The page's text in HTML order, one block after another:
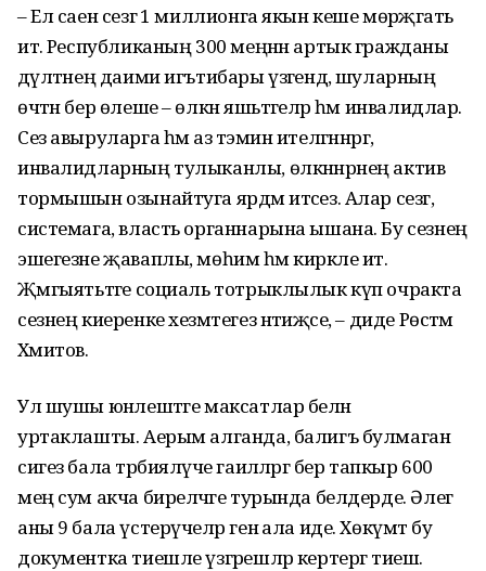
– Ел саен сезгә 1 миллионга якын кеше мөрәҗәгать
итә. Республиканың 300 меңнән артык гражданы
дәүләтнең даими игътибары үзәгендә, шуларның
өчтән бер өлеше – өлкән яшьтәгеләр һәм инвалидлар.
Сез авыруларга һәм аз тәэмин ителгәннәргә,
инвалидларның тулыканлы, өлкәннәрнең актив
тормышын озынайтуга ярдәм итәсез. Алар сезгә,
системага, власть органнарына ышана. Бу сезнең
эшегезне җаваплы, мөһим һәм кирәкле итә.
Җәмгыятьтәге социаль тотрыклылык күп очракта
сезнең киеренке хезмәтегез нәтиҗәсе, – диде Рөстәм
Хәмитов.
Ул шушы юнәлештәге максатлар белән
уртаклашты. Аерым алганда, балигъ булмаган
сигез бала тәрбияләүче гаиләләргә бер тапкыр 600
мең сум акча биреләчәге турында белдерде. Әлегә
аны 9 бала үстерүчеләр генә ала иде. Хөкүмәт бу
документка тиешле үзгәрешләр кертергә тиеш.